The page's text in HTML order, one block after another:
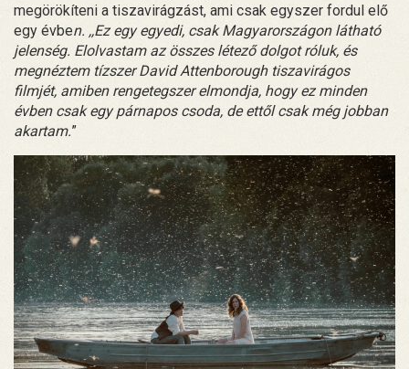
megörökíteni a tiszavirágzást, ami csak egyszer fordul elő
egy évben. ,,Ez egy egyedi, csak Magyarországon látható
jelenség. Elolvastam az összes létező dolgot róluk, és
megnéztem tízszer David Attenborough tiszavirágos
filmjét, amiben rengetegszer elmondja, hogy ez minden
évben csak egy párnapos csoda, de ettől csak még jobban
akartam.”